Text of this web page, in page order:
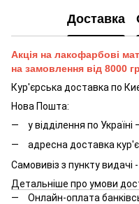
Доставка
Акція на лакофарбові
на замовлення від 8000
Кур'єрська доставка по
Нова Пошта:
у відділення по Україні
адресна доставка
Самовивіз з пункту видачі
Детальніше про умови
Онлайн-оплата